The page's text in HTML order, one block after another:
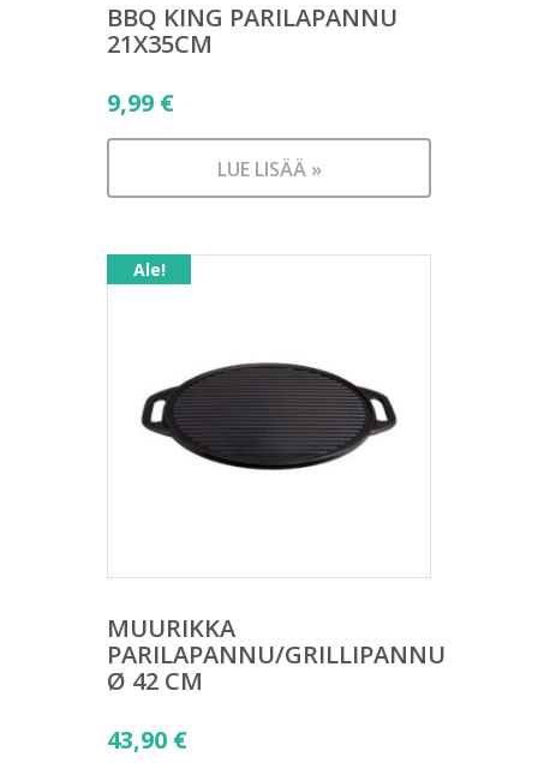
BBQ KING PARILAPANNU
21X35CM
9,99 €
LUE LISÄÄ »
Ale!
MUURIKKA
PARILAPANNU/GRILLIPANNU
Ø 42 CM
Alkuperäinen
43,90 €